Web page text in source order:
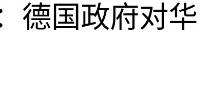
德国政府对华